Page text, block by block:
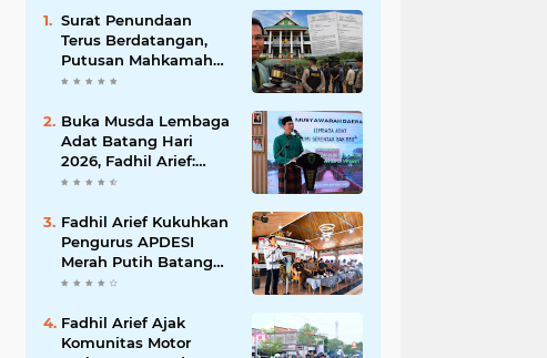
Surat Penundaan
Terus Berdatangan,
Putusan Mahkamah
Agung Sudah Final,
Belum Dilaksanakan?
Buka Musda Lembaga
Adat Batang Hari
2026, Fadhil Arief:
Adat Adalah Benteng
Muda
Fadhil Arief Kukuhkan
Pengurus APDESI
Merah Putih Batang
Hari, Iknak Nahkodai
Fadhil Arief Ajak
Komunitas Motor